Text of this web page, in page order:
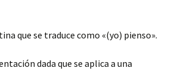
que se traduce como «(yo) pienso».
dada que se aplica a una